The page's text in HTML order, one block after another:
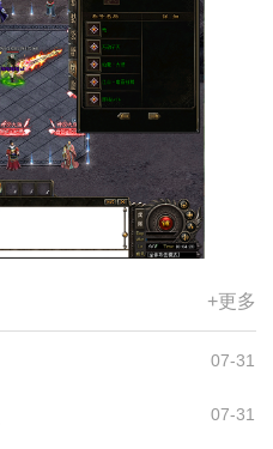
+更多
07-31
07-31